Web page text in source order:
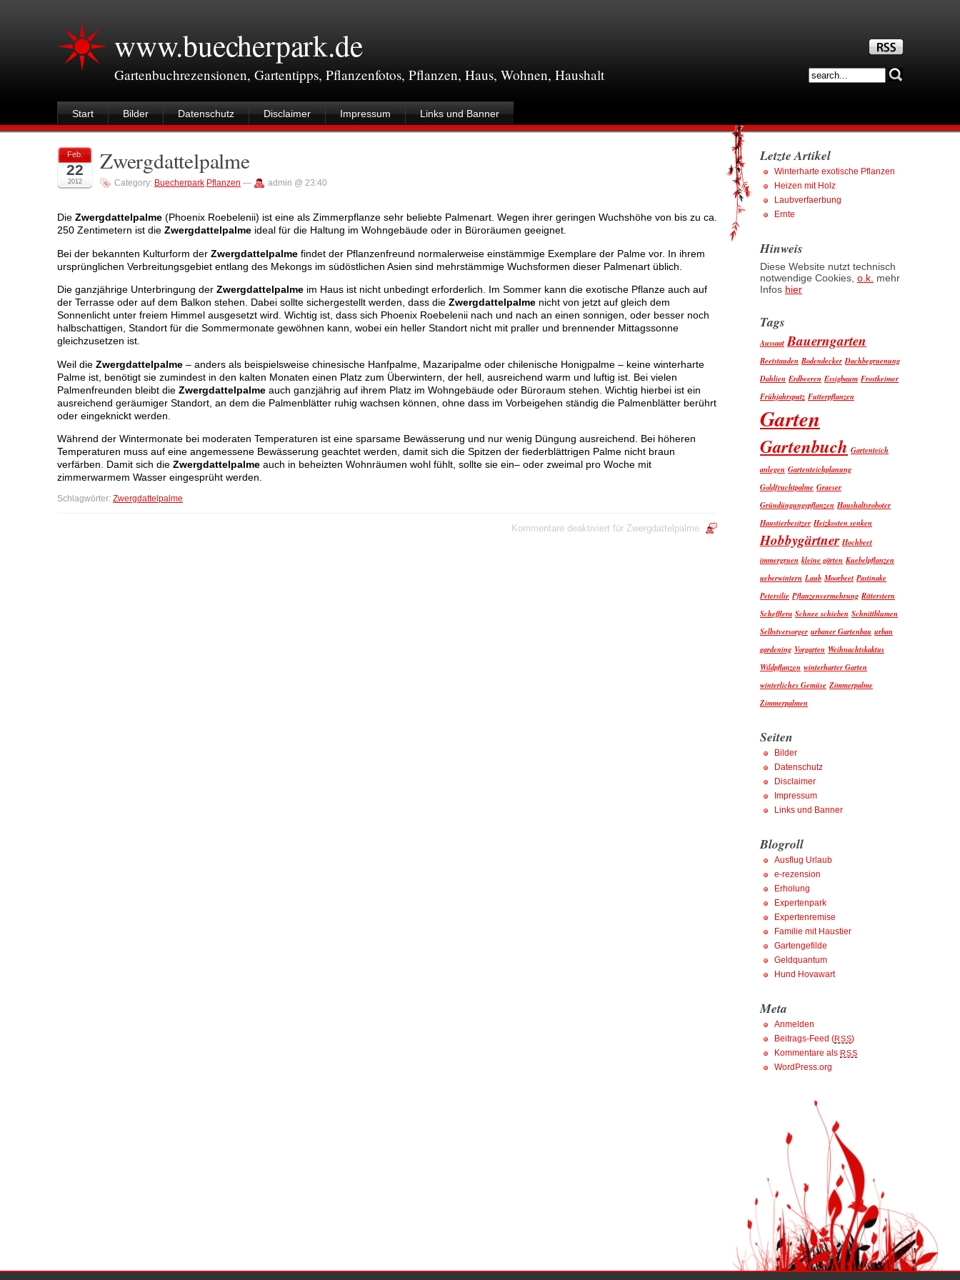
www.buecherpark.de
Gartenbuchrezensionen, Gartentipps, Pflanzenfotos, Pflanzen, Haus, Wohnen, Haushalt
Start Bilder Datenschutz Disclaimer Impressum Links und Banner
Feb.
22
2012
Zwergdattelpalme
Category: Buecherpark,Pflanzen — admin @ 23:40
Die Zwergdattelpalme (Phoenix Roebelenii) ist eine als Zimmerpflanze sehr beliebte Palmenart. Wegen ihrer geringen Wuchshöhe von bis zu ca.
250 Zentimetern ist die Zwergdattelpalme ideal für die Haltung im Wohngebäude oder in Büroräumen geeignet.
Bei der bekannten Kulturform der Zwergdattelpalme findet der Pflanzenfreund normalerweise einstämmige Exemplare der Palme vor. In ihrem
ursprünglichen Verbreitungsgebiet entlang des Mekongs im südöstlichen Asien sind mehrstämmige Wuchsformen dieser Palmenart üblich.
Die ganzjährige Unterbringung der Zwergdattelpalme im Haus ist nicht unbedingt erforderlich. Im Sommer kann die exotische Pflanze auch auf
der Terrasse oder auf dem Balkon stehen. Dabei sollte sichergestellt werden, dass die Zwergdattelpalme nicht von jetzt auf gleich dem
Sonnenlicht unter freiem Himmel ausgesetzt wird. Wichtig ist, dass sich Phoenix Roebelenii nach und nach an einen sonnigen, oder besser noch
halbschattigen, Standort für die Sommermonate gewöhnen kann, wobei ein heller Standort nicht mit praller und brennender Mittagssonne
gleichzusetzen ist.
Weil die Zwergdattelpalme – anders als beispielsweise chinesische Hanfpalme, Mazaripalme oder chilenische Honigpalme – keine winterharte
Palme ist, benötigt sie zumindest in den kalten Monaten einen Platz zum Überwintern, der hell, ausreichend warm und luftig ist. Bei vielen
Palmenfreunden bleibt die Zwergdattelpalme auch ganzjährig auf ihrem Platz im Wohngebäude oder Büroraum stehen. Wichtig hierbei ist ein
ausreichend geräumiger Standort, an dem die Palmenblätter ruhig wachsen können, ohne dass im Vorbeigehen ständig die Palmenblätter berührt
oder eingeknickt werden.
Während der Wintermonate bei moderaten Temperaturen ist eine sparsame Bewässerung und nur wenig Düngung ausreichend. Bei höheren
Temperaturen muss auf eine angemessene Bewässerung geachtet werden, damit sich die Spitzen der fiederblättrigen Palme nicht braun
verfärben. Damit sich die Zwergdattelpalme auch in beheizten Wohnräumen wohl fühlt, sollte sie ein– oder zweimal pro Woche mit
zimmerwarmem Wasser eingesprüht werden.
Schlagwörter: Zwergdattelpalme
Kommentare deaktiviert für Zwergdattelpalme
Letzte Artikel
Winterharte exotische Pflanzen
Heizen mit Holz
Laubverfaerbung
Ernte
Hinweis
Diese Website nutzt technisch
notwendige Cookies, o.k. mehr
Infos hier
Tags
Aussaat Bauerngarten
Beetstauden Bodendecker Dachbegruenung
Dahlien Erdbeeren Essigbaum Frostkeimer
Frühjahrsputz Futterpflanzen
Garten
Gartenbuch Gartenteich
anlegen Gartenteichplanung
Goldfruchtpalme Graeser
Gründüngungspflanzen Haushaltsroboter
Haustierbesitzer Heizkosten senken
Hobbygärtner Hochbeet
immergruen kleine gärten Kuebelpflanzen
ueberwintern Laub Moorbeet Pastinake
Petersilie Pflanzenvermehrung Ritterstern
Schefflera Schnee schieben Schnittblumen
Selbstversorger urbaner Gartenbau urban
gardening Vorgarten Weihnachtskaktus
Wildpflanzen winterharter Garten
winterliches Gemüse Zimmerpalme
Zimmerpalmen
Seiten
Bilder
Datenschutz
Disclaimer
Impressum
Links und Banner
Blogroll
Ausflug Urlaub
e-rezension
Erholung
Expertenpark
Expertenremise
Familie mit Haustier
Gartengefilde
Geldquantum
Hund Hovawart
Meta
Anmelden
Beitrags-Feed (RSS)
Kommentare als RSS
WordPress.org